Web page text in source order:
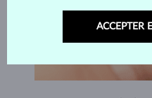
ACCEPTER